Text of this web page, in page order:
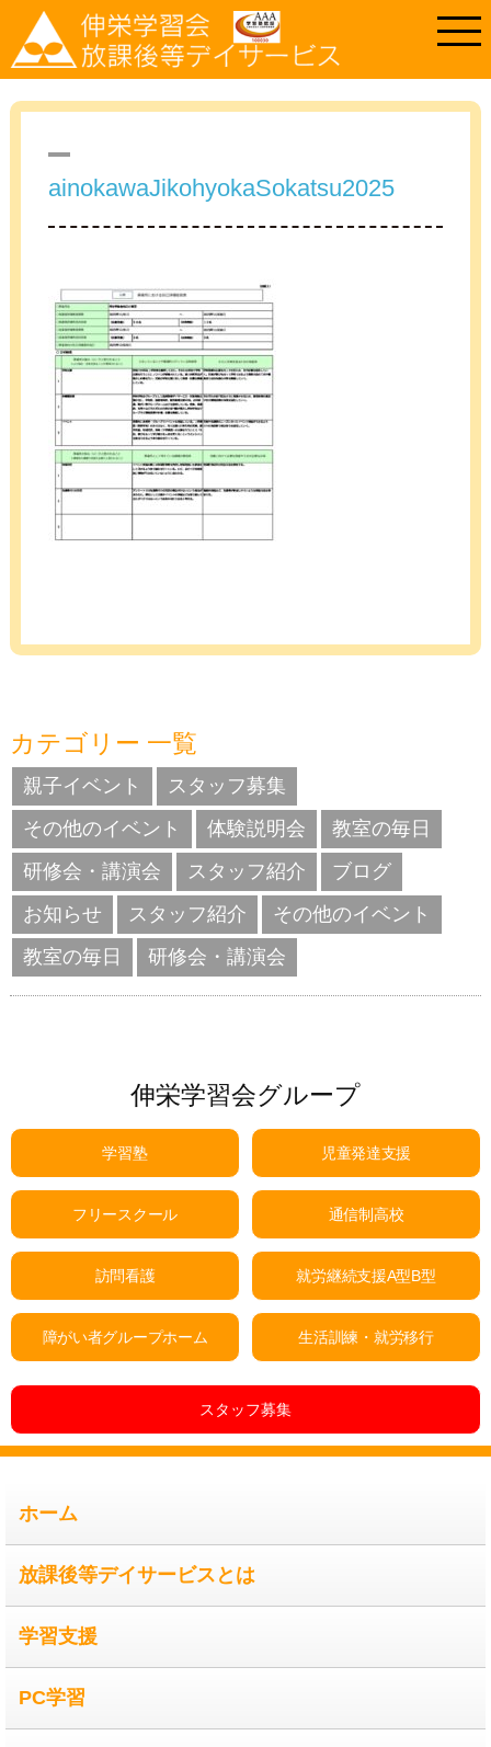
ainokawaJikohyokaSokatsu2025
カテゴリー 一覧
親子イベント
スタッフ募集
その他のイベント
体験説明会
教室の毎日
研修会・講演会
スタッフ紹介
ブログ
お知らせ
スタッフ紹介
その他のイベント
教室の毎日
研修会・講演会
伸栄学習会グループ
学習塾 児童発達支援
フリースクール 通信制高校
訪問看護 就労継続支援A型B型
障がい者グループホーム 生活訓練・就労移行
スタッフ募集
ホーム
放課後等デイサービスとは
学習支援
PC学習